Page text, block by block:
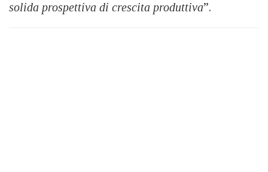
solida prospettiva di crescita produttiva”.